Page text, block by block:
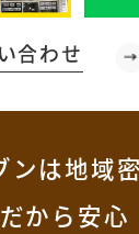
合わせ
ンは地域
だから安心